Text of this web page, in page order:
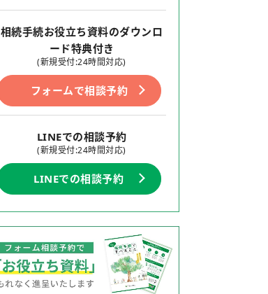
相続手続お役立ち資料のダウンロ
ード特典付き
(新規受付:24時間対応)
フォームで相談予約
LINEでの相談予約
(新規受付:24時間対応)
LINEでの相談予約